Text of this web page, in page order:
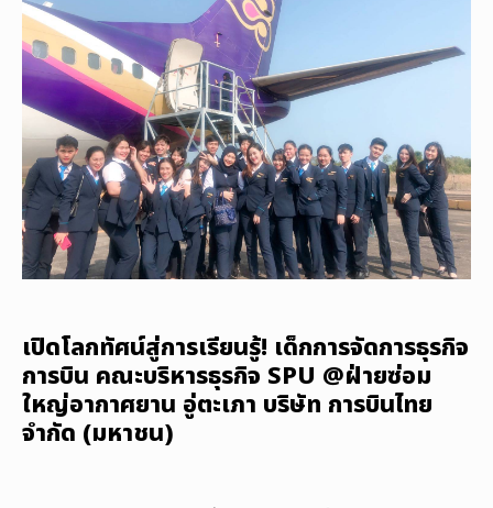
เปิดโลกทัศน์สู่การเรียนรู้! เด็กการจัดการธุรกิจ
การบิน คณะบริหารธุรกิจ SPU @ฝ่ายซ่อม
ใหญ่อากาศยาน อู่ตะเภา บริษัท การบินไทย
จำกัด (มหาชน)